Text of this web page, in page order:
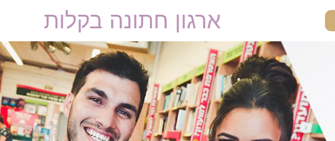
ארגון חתונה בקלות